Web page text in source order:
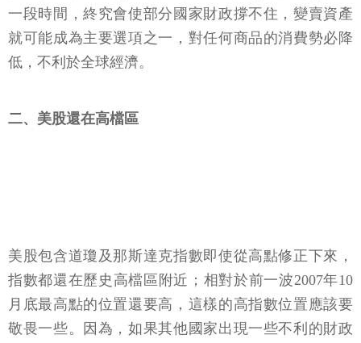
一段時間，終究會使部分國家財政撐不住，變賣資產
就可能成為主要選項之一，對任何商品的消費勢必降
低，不利於全球經濟。
二、美股還在高檔區
美股包含道瓊及那斯達克指數即使從高點修正下來，
指數都還在歷史高檔區附近；相對於前一波2007年10
月底最高點的位置還要高，這樣的高指數位置應該要
敬畏一些。因為，如果其他國家出現一些不利的財政